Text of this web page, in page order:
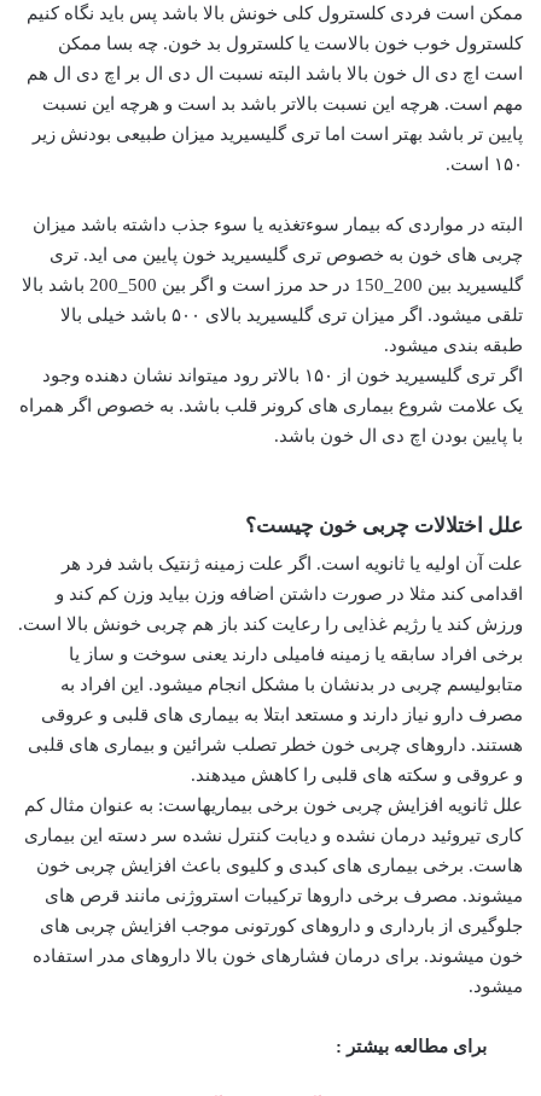
ممکن است فردی کلسترول کلی خونش بالا باشد پس باید نگاه کنیم
کلسترول خوب خون بالاست یا کلسترول بد خون. چه بسا ممکن
است اچ دی ال خون بالا باشد البته نسبت ال دی ال بر اچ دی ال هم
مهم است. هرچه این نسبت بالاتر باشد بد است و هرچه این نسبت
پایین تر باشد بهتر است اما تری گلیسیرید میزان طبیعی بودنش زیر
۱۵۰ است.
البته در مواردی که بیمار سوءتغذیه یا سوء جذب داشته باشد میزان
چربی های خون به خصوص تری گلیسیرید خون پایین می اید. تری
گلیسیرید بین 200_150 در حد مرز است و اگر بین 500_200 باشد بالا
تلقی میشود. اگر میزان تری گلیسیرید بالای ۵۰۰ باشد خیلی بالا
طبقه بندی میشود.
اگر تری گلیسیرید خون از ۱۵۰ بالاتر رود میتواند نشان دهنده وجود
یک علامت شروع بیماری های کرونر قلب باشد. به خصوص اگر همراه
با پایین بودن اچ دی ال خون باشد.
علل اختلالات چربی خون چیست؟
علت آن اولیه یا ثانویه است. اگر علت زمینه ژنتیک باشد فرد هر
اقدامی کند مثلا در صورت داشتن اضافه وزن بیاید وزن کم کند و
ورزش کند یا رژیم غذایی را رعایت کند باز هم چربی خونش بالا است.
برخی افراد سابقه یا زمینه فامیلی دارند یعنی سوخت و ساز یا
متابولیسم چربی در بدنشان با مشکل انجام میشود. این افراد به
مصرف دارو نیاز دارند و مستعد ابتلا به بیماری های قلبی و عروقی
هستند. داروهای چربی خون خطر تصلب شرائین و بیماری های قلبی
و عروقی و سکته های قلبی را کاهش میدهند.
علل ثانویه افزایش چربی خون برخی بیماریهاست: به عنوان مثال کم
کاری تیروئید درمان نشده و دیابت کنترل نشده سر دسته این بیماری
هاست. برخی بیماری های کبدی و کلیوی باعث افزایش چربی خون
میشوند. مصرف برخی داروها ترکیبات استروژنی مانند قرص های
جلوگیری از بارداری و داروهای کورتونی موجب افزایش چربی های
خون میشوند. برای درمان فشارهای خون بالا داروهای مدر استفاده
میشود.
برای مطالعه بیشتر :